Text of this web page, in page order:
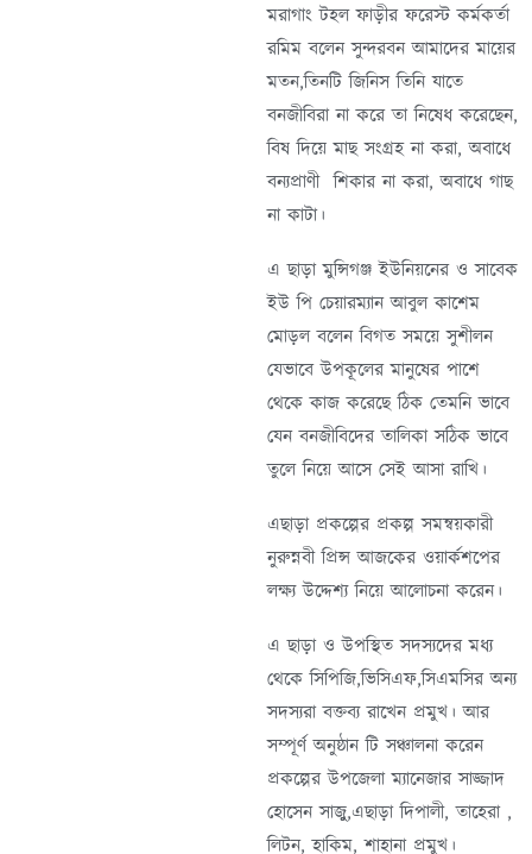
মরাগাং টহল ফাড়ীর ফরেস্ট কর্মকর্তা
রমিম বলেন সুন্দরবন আমাদের মায়ের
মতন,তিনটি জিনিস তিনি যাতে
বনজীবিরা না করে তা নিষেধ করেছেন,
বিষ দিয়ে মাছ সংগ্রহ না করা, অবাধে
বন্যপ্রাণী শিকার না করা, অবাধে গাছ
না কাটা।
এ ছাড়া মুন্সিগঞ্জ ইউনিয়নের ও সাবেক
ইউ পি চেয়ারম্যান আবুল কাশেম
মোড়ল বলেন বিগত সময়ে সুশীলন
যেভাবে উপকূলের মানুষের পাশে
থেকে কাজ করেছে ঠিক তেমনি ভাবে
যেন বনজীবিদের তালিকা সঠিক ভাবে
তুলে নিয়ে আসে সেই আসা রাখি।
এছাড়া প্রকল্পের প্রকল্প সমন্বয়কারী
নুরুন্নবী প্রিন্স আজকের ওয়ার্কশপের
লক্ষ্য উদ্দেশ্য নিয়ে আলোচনা করেন।
এ ছাড়া ও উপস্থিত সদস্যদের মধ্য
থেকে সিপিজি,ভিসিএফ,সিএমসির অন্য
সদস্যরা বক্তব্য রাখেন প্রমুখ। আর
সম্পূর্ণ অনুষ্ঠান টি সঞ্চালনা করেন
প্রকল্পের উপজেলা ম্যানেজার সাজ্জাদ
হোসেন সাজুু,এছাড়া দিপালী, তাহেরা ,
লিটন, হাকিম, শাহানা প্রমুখ।